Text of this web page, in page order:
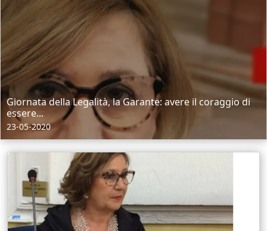
Giornata della Legalità, la Garante: avere il coraggio di
essere...
23-05-2020